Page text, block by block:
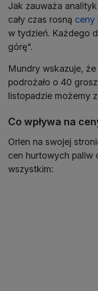
Jak zauważa
cały czas rosną ceny
w tydzień. Każdego
górę".
Mundry wskazuje,
podrożało o 40
listopadzie możemy
Co wpływa na
Orlen na swojej
cen hurtowych paliw
wszystkim: